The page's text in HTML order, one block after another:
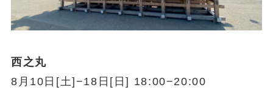
西之丸
8月10日[土]−18日[日] 18:00−20:00